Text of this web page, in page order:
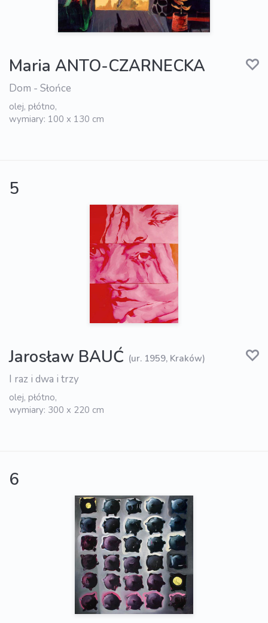
Maria ANTO-CZARNECKA
Dom - Słońce
olej, płótno,
wymiary: 100 x 130 cm
5
Jarosław BAUĆ (ur. 1959, Kraków)
I raz i dwa i trzy
olej, płótno,
wymiary: 300 x 220 cm
6